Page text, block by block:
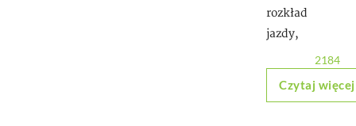
rozkład
jazdy,
2184
Czytaj więcej